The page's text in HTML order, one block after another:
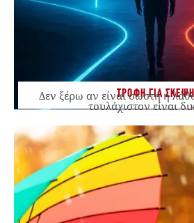
ΤΡΟΦΗ ΓΙΑ ΣΚΕΨΗ
Δεν ξέρω αν είναι σωστή ή
τουλάχιστον είναι